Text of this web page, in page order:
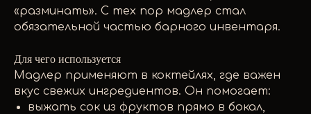
«разминать». С тех пор мадлер стал
обязательной частью барного инвентаря.
Для чего используется
Мадлер применяют в коктейлях, где важен
вкус свежих ингредиентов. Он помогает:
выжать сок из фруктов прямо в бокал,